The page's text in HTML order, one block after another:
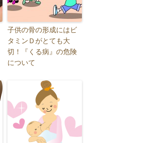
子供の骨の形成にはビ
タミンＤがとても大
切！『くる病』の危険
について